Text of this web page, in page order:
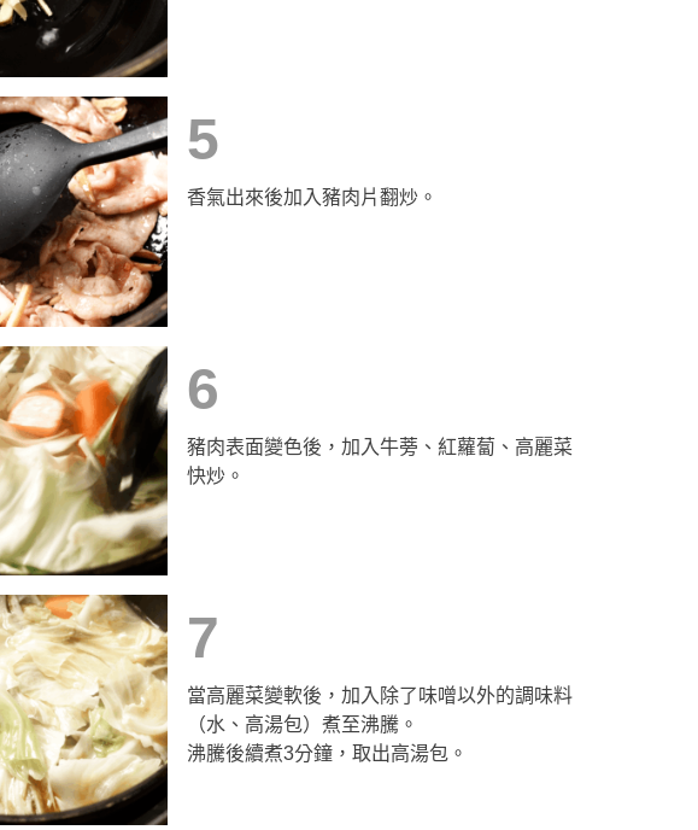
5
香氣出來後加入豬肉片翻炒。
6
豬肉表面變色後，加入牛蒡、紅蘿蔔、高麗菜
快炒。
7
當高麗菜變軟後，加入除了味噌以外的調味料
（水、高湯包）煮至沸騰。
沸騰後續煮3分鐘，取出高湯包。